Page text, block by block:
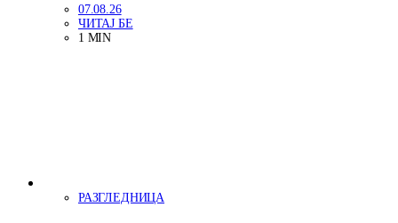
07.08.26
ЧИТАЈ БЕ
1 MIN
РАЗГЛЕДНИЦА